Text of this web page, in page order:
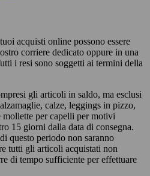
acquisti online possono essere
corriere dedicato oppure in una
i resi sono soggetti ai termini della
gli articoli in saldo, ma esclusi
calze, leggings in pizzo,
per capelli per motivi
15 giorni dalla data di consegna.
questo periodo non saranno
tutti gli articoli acquistati non
di tempo sufficiente per effettuare